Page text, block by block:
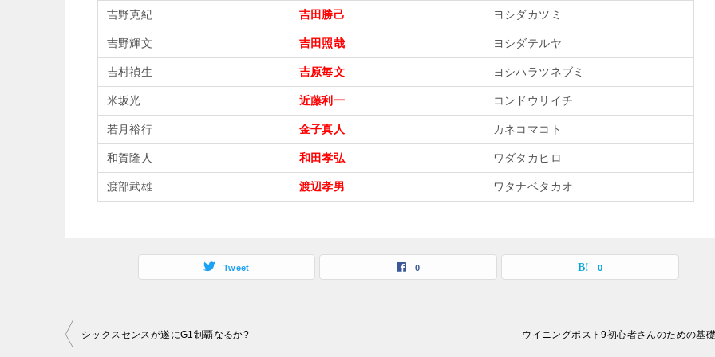
吉野克紀 吉田勝己 ヨシダカツミ
吉野輝文 吉田照哉 ヨシダテルヤ
吉村禎生 吉原毎文 ヨシハラツネブミ
米坂光 近藤利一 コンドウリイチ
若月裕行 金子真人 カネコマコト
和賀隆人 和田孝弘 ワダタカヒロ
渡部武雄 渡辺孝男 ワタナベタカオ
Tweet 0 0
投
シックスセンスが遂にG1制覇なるか? ウイニングポスト9初心者さんのための基